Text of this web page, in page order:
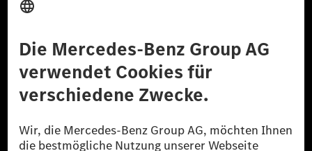
© 2026 Mercedes-Benz Group AG. Alle Rechte vorbehalten.
reduzierte CO₂-Emissionen bei der Mercedes-Benz Group durch
zertifizierte Ausgleichsprojekte kompensiert werden.